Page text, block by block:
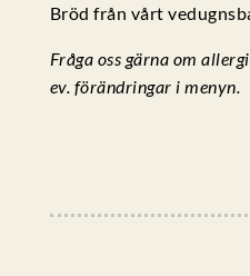
Bröd från vårt
Fråga oss gärna om
ev. förändringar i menyn.